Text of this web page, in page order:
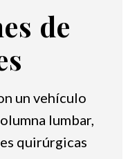
de
un vehículo
lumbar,
quirúrgicas